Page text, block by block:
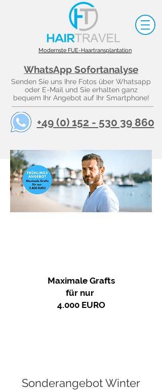
Modernste FUE-Haartransplantation
WhatsApp Sofortanalyse
Senden Sie uns Ihre Fotos über Whatsapp
oder E-Mail und Sie erhalten ganz
bequem Ihr Angebot auf Ihr Smartphone!
+49 (0) 152 - 530 39 860
Maximale Grafts
für nur
4.000 EURO
Sonderangebot Winter